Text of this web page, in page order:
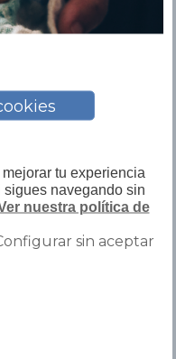
tu experiencia
navegando sin
nuestra política de
sin aceptar